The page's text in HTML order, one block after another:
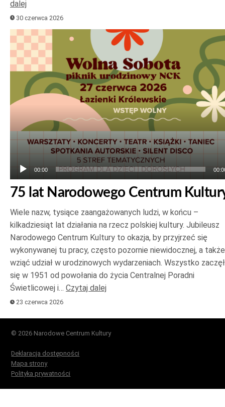
dalej
30 czerwca 2026
Odtwarzacz
plików
dźwiękowych
00:00
75 lat Narodowego Centrum
Wiele nazw, tysiące zaangażowanych ludzi, w końcu –
kilkadziesiąt lat działania na rzecz polskiej kultury. Jubileusz
Narodowego Centrum Kultury to okazja, by przyjrzeć się
wykonywanej tu pracy, często pozornie niewidocznej, a także
wziąć udział w urodzinowych wydarzeniach. Wszystko
się w 1951 od powołania do życia Centralnej Poradni
Świetlicowej i… Czytaj dalej
23 czerwca 2026
© 2026 Narodowe Centrum Kultury
Deklaracja dostępności
Mapa strony
Polityka prywatności